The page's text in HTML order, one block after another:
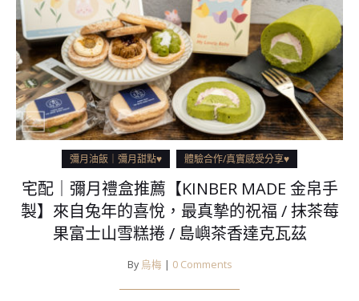
彌月油飯｜彌月甜點♥ 體驗合作/真實感受分享♥
宅配｜彌月禮盒推薦【KINBER MADE 金帛手
製】來自兔年的喜悅，最真摯的祝福 / 抹茶莓
果富士山雪糕捲 / 島嶼茶香達克瓦茲
By 烏梅 | 0 Comments